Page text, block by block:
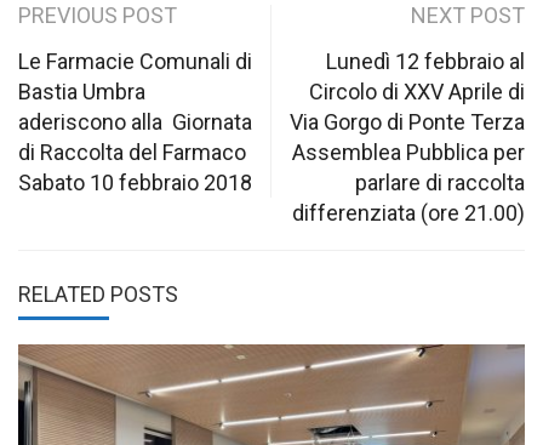
Post
navigation
PREVIOUS POST
Le Farmacie Comunali di
Bastia Umbra
aderiscono alla Giornata
di Raccolta del Farmaco
Sabato 10 febbraio 2018
NEXT POST
Lunedì 12 febbraio al
Circolo di XXV Aprile di
Via Gorgo di Ponte Terza
Assemblea Pubblica per
parlare di raccolta
differenziata (ore 21.00)
RELATED POSTS